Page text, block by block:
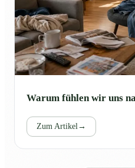
Warum fühlen wir uns
Zum Artikel→